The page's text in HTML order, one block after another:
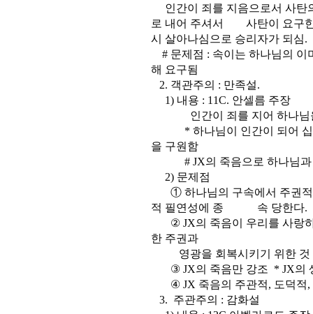
인간이 죄를 지음으로서 사탄
로 내어 주셔서 사탄이 요구한
시 살아나심으로 승리자가 되심.
# 문제점 : 속이는 하나님의 이
해 요구됨
2. 객관주의 : 만족설.
1) 내용 : 11C. 안셀름 주장
인간이 죄를 지어 하나님을
* 하나님이 인간이 되어 십
을 구원함
# JX의 죽음으로 하나님과
2) 문제점
① 하나님의 구속에서 주권적
적 필연성에 종 속 당한다.
② JX의 죽음이 우리를 사랑하
한 주권과
영광을 회복시키기 위한 것 -
③ JX의 죽음만 강조 * JX의
④ JX 죽음의 주관적, 도덕적,
3. 주관주의 : 감화설